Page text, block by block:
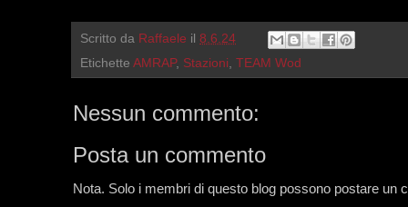
Scritto da Raffaele il 8.6.24
Etichette AMRAP, Stazioni TEAM Wod
Nessun commento:
Posta un commento
Nota. Solo i membri di questo blog possono postare un